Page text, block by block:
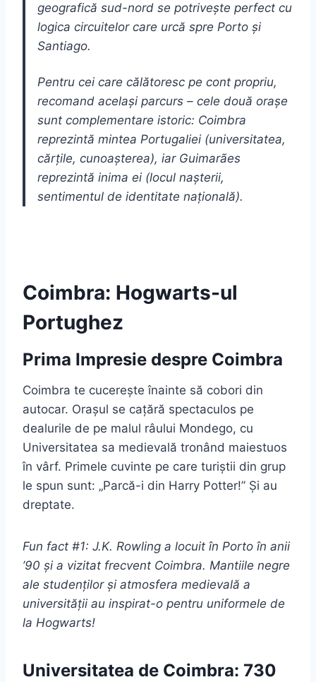
geografică sud-nord se potrivește perfect cu
logica circuitelor care urcă spre Porto și
Santiago.
Pentru cei care călătoresc pe cont propriu,
recomand același parcurs – cele două orașe
sunt complementare istoric: Coimbra
reprezintă mintea Portugaliei (universitatea,
cărțile, cunoașterea), iar Guimarães
reprezintă inima ei (locul nașterii,
sentimentul de identitate națională).
Coimbra: Hogwarts-ul
Portughez
Prima Impresie despre Coimbra
Coimbra te cucerește înainte să cobori din
autocar. Orașul se cațără spectaculos pe
dealurile de pe malul râului Mondego, cu
Universitatea sa medievală tronând maiestuos
în vârf. Primele cuvinte pe care turiștii din grup
le spun sunt: „Parcă-i din Harry Potter!” Și au
dreptate.
Fun fact #1: J.K. Rowling a locuit în Porto în anii
’90 și a vizitat frecvent Coimbra. Mantiile negre
ale studenților și atmosfera medievală a
universității au inspirat-o pentru uniformele de
la Hogwarts!
Universitatea de Coimbra: 730